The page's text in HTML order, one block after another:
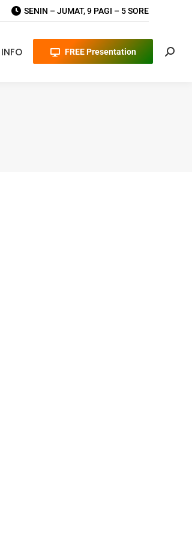
SENIN – JUMAT, 9 PAGI – 5 SORE
INFO FREE Presentation